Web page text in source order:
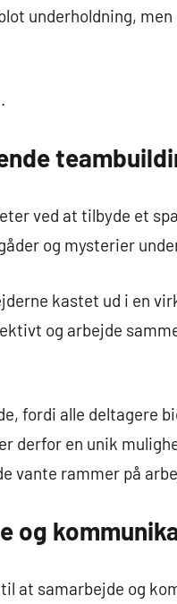
underholdning, men
.
ved at tilbyde et
og mysterier
kastet ud i en
og arbejde
fordi alle deltagere
derfor en unik
vante rammer på
og
at samarbejde og